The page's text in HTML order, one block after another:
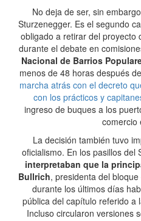
No deja de ser, sin
Sturzenegger. Es el segundo
obligado a retirar del proyecto
durante el debate en
Nacional de Barrios
menos de 48 horas después
marcha atrás con el decreto
con los prácticos y
ingreso de buques a los
comercio
La decisión también tuvo
oficialismo. En los pasillos del
interpretaban que la
Bullrich, presidenta del
durante los últimos días
pública del capítulo referido a
Incluso circularon versiones